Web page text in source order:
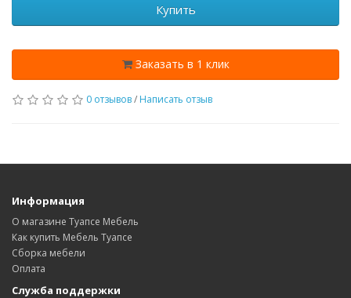
Купить
Заказать в 1 клик
0 отзывов/ Написать отзыв
Информация
О магазине Туапсе Мебель
Как купить Мебель Туапсе
Сборка мебели
Оплата
Служба поддержки